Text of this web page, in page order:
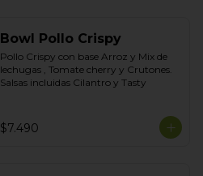
Bowl Pollo Crispy
Pollo Crispy con base Arroz y Mix de
lechugas , Tomate cherry y Crutones.
Salsas incluidas Cilantro y Tasty
$7.490